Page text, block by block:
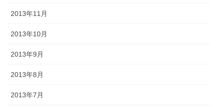
2013年11月
2013年10月
2013年9月
2013年8月
2013年7月